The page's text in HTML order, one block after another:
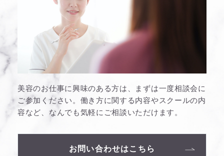
美容のお仕事に興味のある方は、まずは一度相談会に
ご参加ください。働き方に関する内容やスクールの内
容など、なんでも気軽にご相談いただけます。
お問い合わせはこちら